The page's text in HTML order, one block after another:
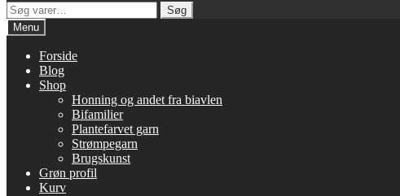
Søg
efter:
Søg
Menu
Forside
Blog
Shop
Honning og andet fra biavlen
Bifamilier
Plantefarvet garn
Strømpegarn
Brugskunst
Grøn profil
Kurv